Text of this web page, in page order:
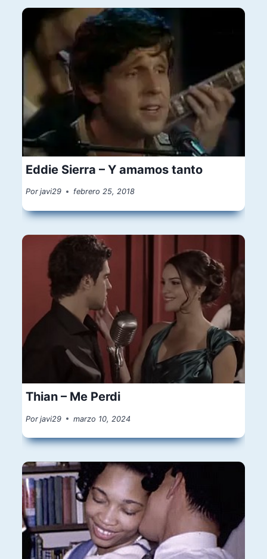
Eddie Sierra – Y amamos tanto
Por javi29 febrero 25, 2018
Thian – Me Perdi
Por javi29 marzo 10, 2024